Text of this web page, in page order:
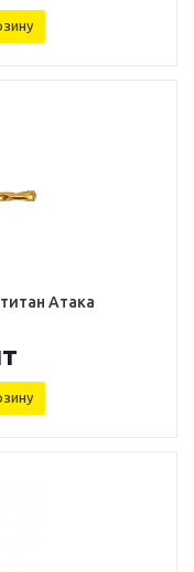
Атака